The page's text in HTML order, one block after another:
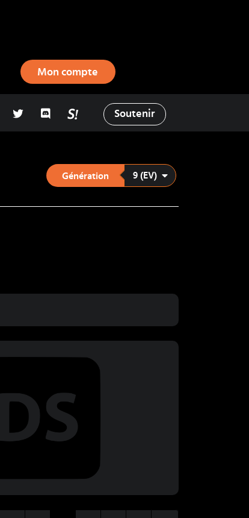
Mon compte
adresse email
Twitter DiscordLa Salty Room sur Pokémon
Soutenir
Génération 9 (EV)